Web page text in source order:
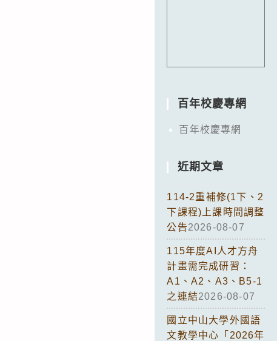
百年校慶專網
百年校慶專網
近期文章
114-2重補修(1下、2
下課程)上課時間調整
公告2026-08-07
115年度AI人才方舟
計畫需完成研習：
A1、A2、A3、B5-1
之連結2026-08-07
國立中山大學外國語
文教學中心「2026年